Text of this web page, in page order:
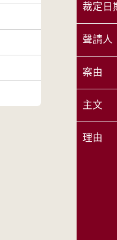
裁定日
聲請人
案由
主文
理由